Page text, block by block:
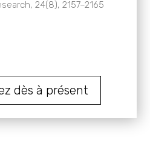
24(8), 2157–2165
dès à présent